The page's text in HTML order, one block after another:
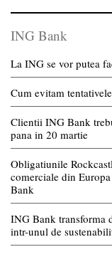
ING Bank
La ING se vor putea
Cum evitam
Clientii ING Bank
pana in 20 martie
Obligatiunile
comerciale din
Bank
ING Bank transforma
intr-unul de